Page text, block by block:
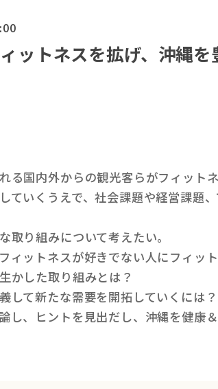
ィットネスを拡げ、沖
る国内外からの観光客らがフィット
ていくうえで、社会課題や経営課題
取り組みについて考えたい。
ィットネスが好きでない人にフィッ
かした取り組みとは？
して新たな需要を開拓していくには？
し、ヒントを見出だし、沖縄を健康